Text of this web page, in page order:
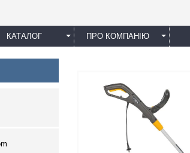
КАТАЛОГ ПРО КОМПАНІЮ